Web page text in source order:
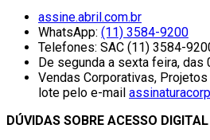
assine.abril.com.br
WhatsApp: (11) 3584-9200
Telefones: SAC (11) 3584-
De segunda a sexta feira, das
Vendas Corporativas,
lote pelo e-mail
DÚVIDAS SOBRE ACESSO DIGITAL